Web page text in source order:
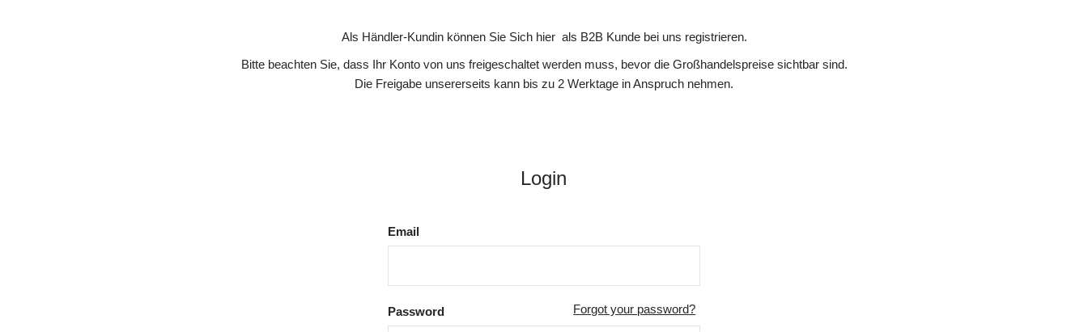
Als Händler-Kundin können Sie Sich hier als B2B Kunde bei uns registrieren.
Bitte beachten Sie, dass Ihr Konto von uns freigeschaltet werden muss, bevor die Großhandelspreise sichtbar sind.
Die Freigabe unsererseits kann bis zu 2 Werktage in Anspruch nehmen.
Login
Email
Password Forgot your password?